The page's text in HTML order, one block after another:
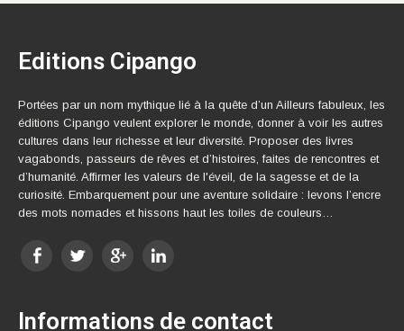
Editions Cipango
Portées par un nom mythique lié à la quête d’un Ailleurs fabuleux, les
éditions Cipango veulent explorer le monde, donner à voir les autres
cultures dans leur richesse et leur diversité. Proposer des livres
vagabonds, passeurs de rêves et d’histoires, faites de rencontres et
d’humanité. Affirmer les valeurs de l'éveil, de la sagesse et de la
curiosité. Embarquement pour une aventure solidaire : levons l’encre
des mots nomades et hissons haut les toiles de couleurs…
Informations de contact